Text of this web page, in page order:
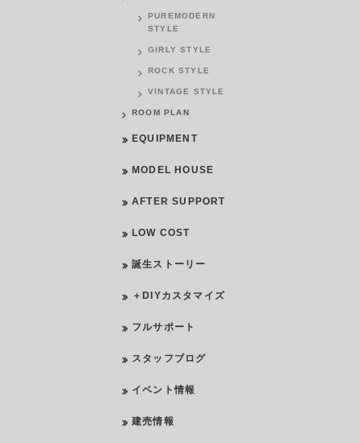
PUREMODERN
STYLE
GIRLY STYLE
ROCK STYLE
VINTAGE STYLE
ROOM PLAN
EQUIPMENT
MODEL HOUSE
AFTER SUPPORT
LOW COST
誕生ストーリー
＋DIYカスタマイズ
フルサポート
スタッフブログ
イベント情報
建売情報